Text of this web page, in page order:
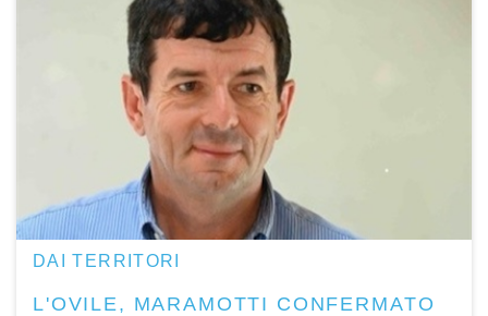
DAI TERRITORI
L'OVILE, MARAMOTTI CONFERMATO